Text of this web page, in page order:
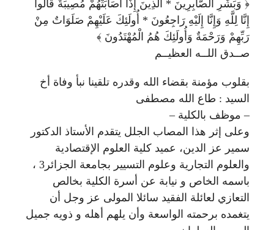
﴿ وَبَشِّرِ الصَّابِرِينَ * الَّذِينَ إِذَا أَصَابَتْهُمْ مُصِيبَةٌ قَالُوا
إِنَّا لِلَّهِ وَإِنَّا إِلَيْهِ رَاجِعُونَ * أُولَئِكَ عَلَيْهِمْ صَلَوَاتٌ مِنْ
رَبِّهِمْ وَرَحْمَةٌ وَأُولَئِكَ هُمُ الْمُهْتَدُونَ ﴾
صــدق اللــه العظيــم
بقلوب مؤمنة بقضاء الله وقدره تلقينا نبأ وفاة أخ
السيد : طاع الله مصطفى
– موظف بالكلية –
وعلى إثر هذا المصاب الجلل يتقدم الأستاذ الدكتور
سمير عز الدين، عميد كلية العلوم الإقتصادية
والعلوم التجارية وعلوم التسيير بجامعة الجزائر3 ،
باسمه الخاص و نيابة عن أسرة الكلية بخالص
التعازي لعائلة الفقيد سائلا المولى عز وجل أن
يتغمده برحمته الواسعة وأن يلهم أهله و ذويه جميل